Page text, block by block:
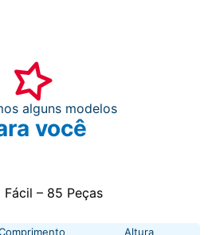
alguns modelos
você
Fácil – 85 Peças
Altura